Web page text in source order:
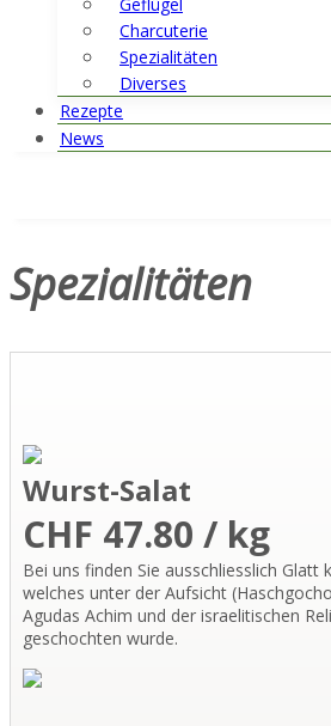
Charcuterie
Spezialitäten
Diverses
Rezepte
News
Spezialitäten
Wurst-Salat
CHF 47.80 / kg
Bei uns finden Sie ausschliesslich Glatt
welches unter der Aufsicht
Agudas Achim und der israelitischen
geschochten wurde.